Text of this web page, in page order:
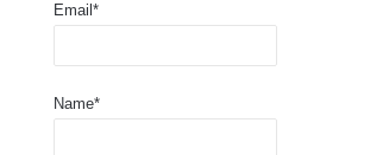
Email*
Name*